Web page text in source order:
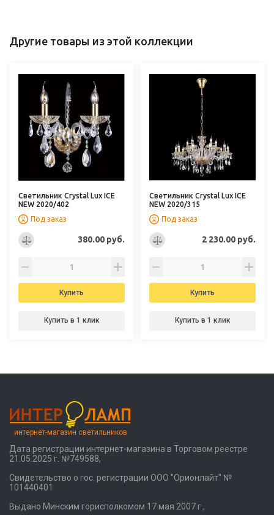
Другие товары из этой коллекции
Светильник Crystal Lux ICE
NEW 2020/402
Под заказ
380.00 руб.
Купить
Купить в 1 клик
Светильник Crystal Lux ICE
NEW 2020/315
Под заказ
2 230.00 руб.
Купить
Купить в 1 клик
интернет-магазин светильников
Дата регистрации интернет-магазина в Торговом реестре
21.05.2025 г. №749588,
Свидетельство о гос. регистрации ООО "Орионлайт" №
101440401
Выдано Минским горисполкомом 17 мая 2007 г.,